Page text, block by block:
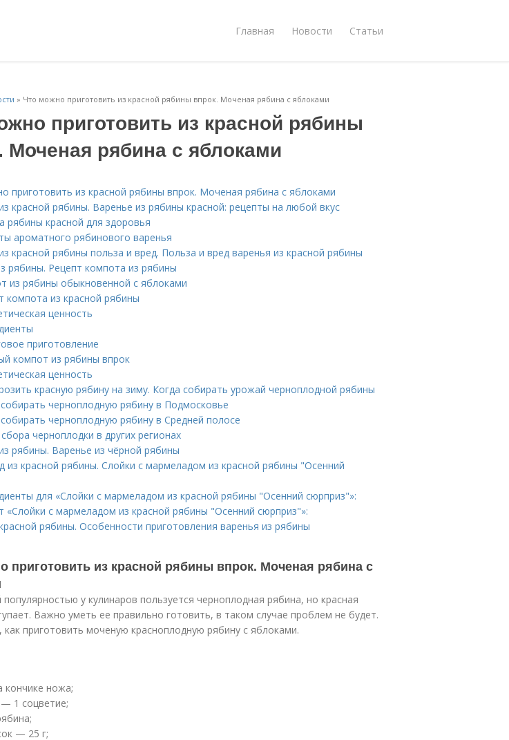
Главная Новости Статьи
» Что можно приготовить из красной рябины впрок. Моченая рябина с яблоками
приготовить из красной рябины
Моченая рябина с яблоками
приготовить из красной рябины впрок. Моченая рябина с яблоками
красной рябины. Варенье из рябины красной: рецепты на любой вкус
рябины красной для здоровья
ароматного рябинового варенья
красной рябины польза и вред. Польза и вред варенья из красной рябины
рябины. Рецепт компота из рябины
из рябины обыкновенной с яблоками
компота из красной рябины
ценность
приготовление
компот из рябины впрок
ценность
красную рябину на зиму. Когда собирать урожай черноплодной рябины
черноплодную рябину в Подмосковье
черноплодную рябину в Средней полосе
черноплодки в других регионах
рябины. Варенье из чёрной рябины
из красной рябины. Слойки с мармеладом из красной рябины "Осенний
для «Слойки с мармеладом из красной рябины "Осенний сюрприз"»:
«Слойки с мармеладом из красной рябины "Осенний сюрприз"»:
рябины. Особенности приготовления варенья из рябины
приготовить из красной рябины впрок. Моченая рябина с
у кулинаров пользуется черноплодная рябина, но красная
Важно уметь ее правильно готовить, в таком случае проблем не будет.
как приготовить моченую красноплодную рябину с яблоками.
кончике ножа;
— 1 соцветие;
— 25 г;